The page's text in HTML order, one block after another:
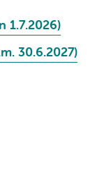
1.7.2026)
30.6.2027)